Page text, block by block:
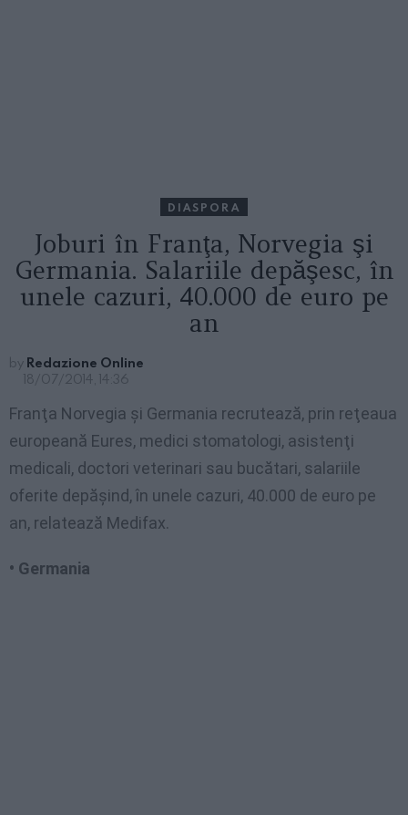
DIASPORA
Joburi în Franţa, Norvegia şi
Germania. Salariile depăşesc, în
unele cazuri, 40.000 de euro pe
an
by Redazione Online
18/07/2014, 14:36
Franţa Norvegia şi Germania recrutează, prin reţeaua
europeană Eures, medici stomatologi, asistenţi
medicali, doctori veterinari sau bucătari, salariile
oferite depăşind, în unele cazuri, 40.000 de euro pe
an, relatează Medifax.
• Germania